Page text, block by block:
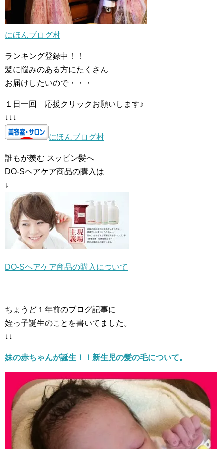
にほんブログ村
ランキング登録中！！
髪に悩みのある方にたくさん
お届けしたいので・・・
１日一回 応援クリックお願いします♪
↓↓↓
にほんブログ村
誰もが羨む スッピン髪へ
DO-Sヘアケア商品の購入は
↓
DO-Sヘアケア商品の購入について
ちょうど１年前のブログ記事に
姪っ子誕生のことを書いてました。
↓↓
妹の赤ちゃんが誕生！！新生児の髪の毛について。